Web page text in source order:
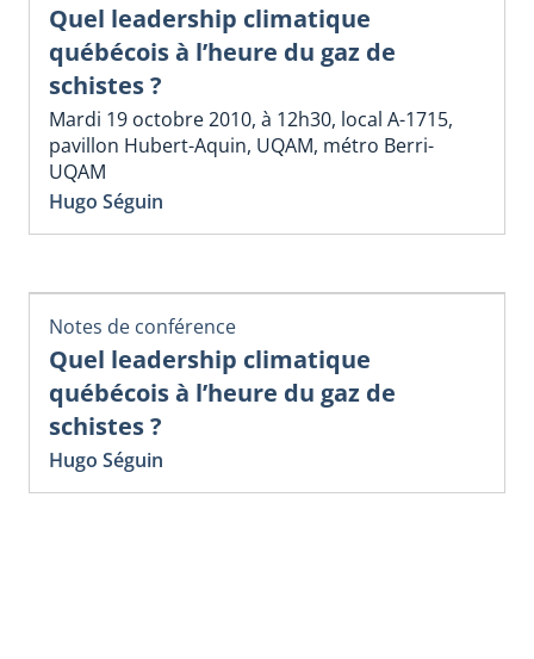
Quel leadership climatique
québécois à l’heure du gaz de
schistes ?
Mardi 19 octobre 2010, à 12h30, local A-1715,
pavillon Hubert-Aquin, UQAM, métro Berri-
UQAM
Hugo Séguin
Notes de conférence
Quel leadership climatique
québécois à l’heure du gaz de
schistes ?
Hugo Séguin